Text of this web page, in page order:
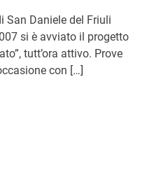
San Daniele del Friuli
si è avviato il progetto
tutt’ora attivo. Prove
con […]